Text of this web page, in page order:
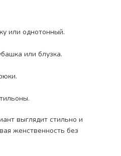
или однотонный.
или блузка.
выглядит стильно и
женственность без